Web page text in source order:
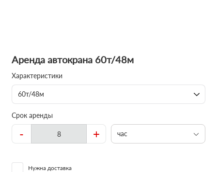
Аренда автокрана 60т/48м
Характеристики
60т/48м
Срок аренды
- + час
Нужна доставка